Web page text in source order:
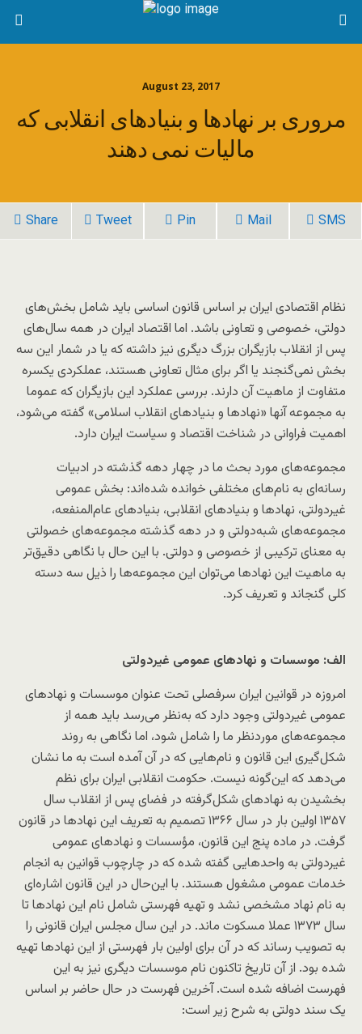
August 23, 2017
مروری بر نهادها و بنیادهای انقلابی که
مالیات نمی دهند
Share Tweet Pin Mail SMS
نظام اقتصادی ایران بر اساس قانون اساسی باید شامل بخش‌های
دولتی، خصوصی و تعاونی باشد. اما اقتصاد ایران در همه سال‌های
پس از انقلاب بازیگران بزرگ دیگری نیز داشته که یا در شمار این سه
بخش نمی‌گنجند یا اگر برای مثال تعاونی هستند، عملکردی یکسره
متفاوت از ماهیت آن دارند. بررسی عملکرد این بازیگران که عموما
به مجموعه آنها «نهادها و بنیادهای انقلاب اسلامی» گفته می‌شود،
اهمیت فراوانی در شناخت اقتصاد و سیاست ایران دارد.
مجموعه‌های مورد بحث ما در چهار دهه گذشته در ادبیات
رسانه‌ای به نام‌های مختلفی خوانده شده‌اند: بخش عمومی
غیردولتی، نهادها و بنیادهای انقلابی، بنیادهای عام‌المنفعه،
مجموعه‌های شبه‌دولتی و در دهه گذشته مجموعه‌های خصولتی
به معنای ترکیبی از خصوصی و دولتی. با این حال با نگاهی دقیق‌تر
به ماهیت این نهادها می‌توان این مجموعه‌ها را ذیل سه دسته
کلی گنجاند و تعریف کرد.
الف: موسسات و نهادهای عمومی غیردولتی
امروزه در قوانین ایران سرفصلی تحت عنوان موسسات و نهادهای
عمومی غیردولتی وجود دارد که به‌نظر می‌رسد باید همه از
مجموعه‌های موردنظر ما را شامل شود، اما نگاهی به روند
شکل‌گیری این قانون و نام‌هایی که در آن آمده است به ما نشان
می‌دهد که این‌گونه نیست. حکومت انقلابی ایران برای نظم
بخشیدن به نهادهای شکل‌گرفته در فضای پس از انقلاب سال
۱۳۵۷ اولین بار در سال ۱۳۶۶ تصمیم به تعریف این نهادها در قانون
گرفت. در ماده پنج این قانون، مؤسسات و نهادهای عمومی
غیردولتی به واحد‌هایی گفته شده که در چارچوب قوانین به انجام
خدمات عمومی مشغول هستند. با این‌حال در این قانون اشاره‌ای
به نام نهاد مشخصی نشد و تهیه فهرستی شامل نام این نهادها تا
سال ۱۳۷۳ عملا مسکوت ماند. در این سال مجلس ایران قانونی را
به تصویب رساند که در آن برای اولین بار فهرستی از این نهادها تهیه
شده بود. از آن تاریخ تاکنون نام موسسات دیگری نیز به این
فهرست اضافه شده است. آخرین فهرست در حال حاضر بر اساس
یک سند دولتی به شرح زیر است: